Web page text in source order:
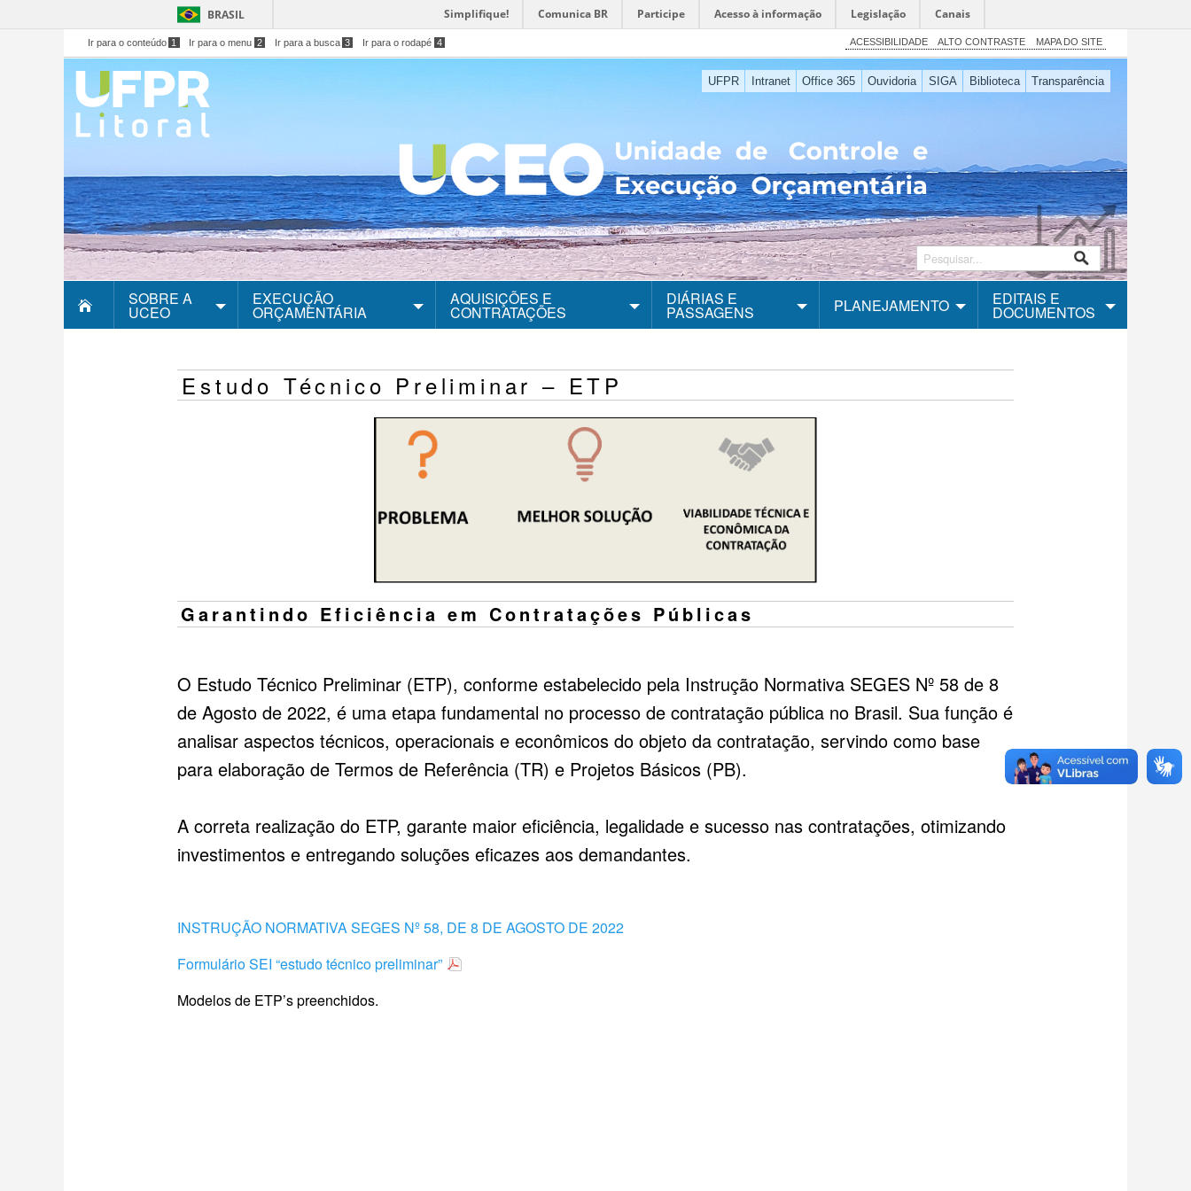
BRASIL Simplifique! Comunica BR Participe Acesso à informação Legislação Canais
Ir para o conteúdo 1 Ir para o menu 2 Ir para a busca 3 Ir para o rodapé 4 ACESSIBILIDADE ALTO CONTRASTE MAPA DO SITE
UFPR Intranet Office 365 Ouvidoria SIGA Biblioteca Transparência
SOBRE A
UCEO
EXECUÇÃO
ORÇAMENTÁRIA
AQUISIÇÕES E
CONTRATAÇÕES
DIÁRIAS E
PASSAGENS PLANEJAMENTO EDITAIS E
DOCUMENTOS
Estudo Técnico Preliminar – ETP
Garantindo Eficiência em Contratações Públicas
O Estudo Técnico Preliminar (ETP), conforme estabelecido pela Instrução Normativa SEGES Nº 58 de 8
de Agosto de 2022, é uma etapa fundamental no processo de contratação pública no Brasil. Sua função é
analisar aspectos técnicos, operacionais e econômicos do objeto da contratação, servindo como base
para elaboração de Termos de Referência (TR) e Projetos Básicos (PB).
A correta realização do ETP, garante maior eficiência, legalidade e sucesso nas contratações, otimizando
investimentos e entregando soluções eficazes aos demandantes.
INSTRUÇÃO NORMATIVA SEGES Nº 58, DE 8 DE AGOSTO DE 2022
Formulário SEI “estudo técnico preliminar”
Modelos de ETP’s preenchidos.